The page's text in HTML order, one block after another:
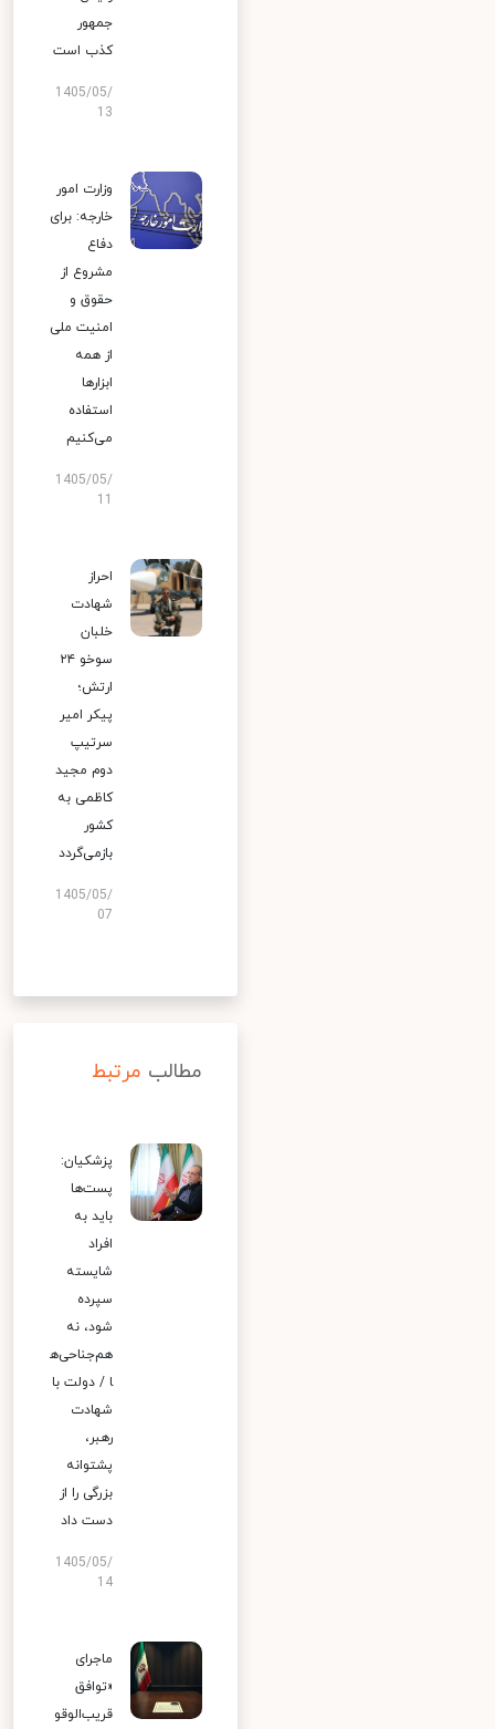
جمهور
کذب است
1405/05/
13
وزارت امور
خارجه: برای
دفاع
مشروع از
حقوق و
امنیت ملی
از همه
ابزارها
استفاده
می‌کنیم
1405/05/
احراز
شهادت
خلبان
سوخو ۲۴
ارتش؛
پیکر امیر
سرتیپ
دوم مجید
کاظمی به
کشور
بازمی‌گردد
1405/05/
07
مطالب مرتبط
پزشکیان:
پست‌ها
باید به
افراد
شایسته
سپرده
شود، نه
هم‌جناحی‌ه
ا / دولت با
شهادت
رهبر،
پشتوانه
بزرگی را از
دست داد
1405/05/
14
ماجرای
«توافق
قریب‌الوقو